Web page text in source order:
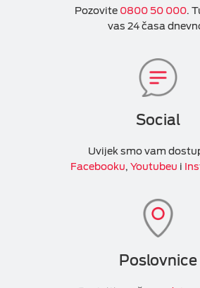
Pozovite 0800 50 000.
vas 24 časa
Social
Uvijek smo vam
Facebooku, Youtubeu i
Poslovnice